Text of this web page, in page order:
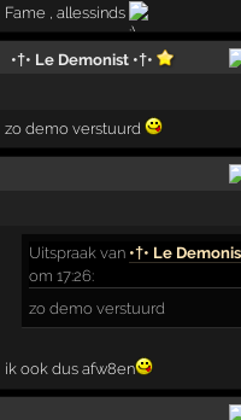
Fame , allessinds
•†• Le Demonist •†•
zo demo verstuurd
Uitspraak van •†• Le
om 17:26:
zo demo verstuurd
ik ook dus afw8en